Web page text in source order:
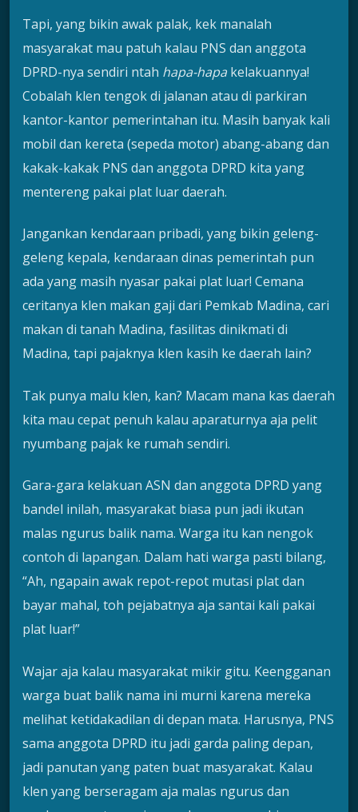
Tapi, yang bikin awak palak, kek manalah
masyarakat mau patuh kalau PNS dan anggota
DPRD-nya sendiri ntah hapa-hapakelakuannya!
Cobalah klen tengok di jalanan atau di parkiran
kantor-kantor pemerintahan itu. Masih banyak kali
mobil dan kereta (sepeda motor) abang-abang dan
kakak-kakak PNS dan anggota DPRD kita yang
mentereng pakai plat luar daerah.
Jangankan kendaraan pribadi, yang bikin geleng-
geleng kepala, kendaraan dinas pemerintah pun
ada yang masih nyasar pakai plat luar! Cemana
ceritanya klen makan gaji dari Pemkab Madina, cari
makan di tanah Madina, fasilitas dinikmati di
Madina, tapi pajaknya klen kasih ke daerah lain?
Tak punya malu klen, kan? Macam mana kas daerah
kita mau cepat penuh kalau aparaturnya aja pelit
nyumbang pajak ke rumah sendiri.
Gara-gara kelakuan ASN dan anggota DPRD yang
bandel inilah, masyarakat biasa pun jadi ikutan
malas ngurus balik nama. Warga itu kan nengok
contoh di lapangan. Dalam hati warga pasti bilang,
“Ah, ngapain awak repot-repot mutasi plat dan
bayar mahal, toh pejabatnya aja santai kali pakai
plat luar!”
Wajar aja kalau masyarakat mikir gitu. Keengganan
warga buat balik nama ini murni karena mereka
melihat ketidakadilan di depan mata. Harusnya, PNS
sama anggota DPRD itu jadi garda paling depan,
jadi panutan yang paten buat masyarakat. Kalau
klen yang berseragam aja malas ngurus dan